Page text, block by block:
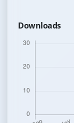
Downloads